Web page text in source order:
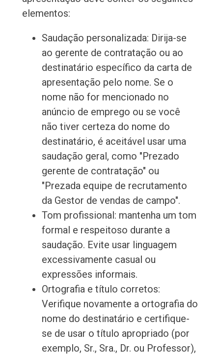
elementos:
Saudação personalizada: Dirija-se
ao gerente de contratação ou ao
destinatário específico da carta de
apresentação pelo nome. Se o
nome não for mencionado no
anúncio de emprego ou se você
não tiver certeza do nome do
destinatário, é aceitável usar uma
saudação geral, como "Prezado
gerente de contratação" ou
"Prezada equipe de recrutamento
da Gestor de vendas de campo".
Tom profissional: mantenha um tom
formal e respeitoso durante a
saudação. Evite usar linguagem
excessivamente casual ou
expressões informais.
Ortografia e título corretos:
Verifique novamente a ortografia do
nome do destinatário e certifique-
se de usar o título apropriado (por
exemplo, Sr., Sra., Dr. ou Professor),